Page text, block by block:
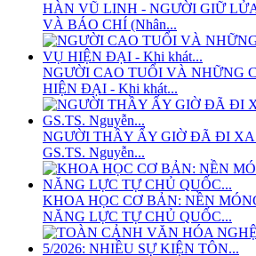
HÀN VŨ LINH - NGƯỜI GIỮ
VÀ BÁO CHÍ (Nhân...
NGƯỜI CAO TUỔI VÀ NHỮNG
HIỆN ĐẠI - Khi khát...
NGƯỜI THẦY ẤY GIỜ ĐÃ ĐI
GS.TS. Nguyễn...
KHOA HỌC CƠ BẢN: NỀN
NĂNG LỰC TỰ CHỦ QUỐC...